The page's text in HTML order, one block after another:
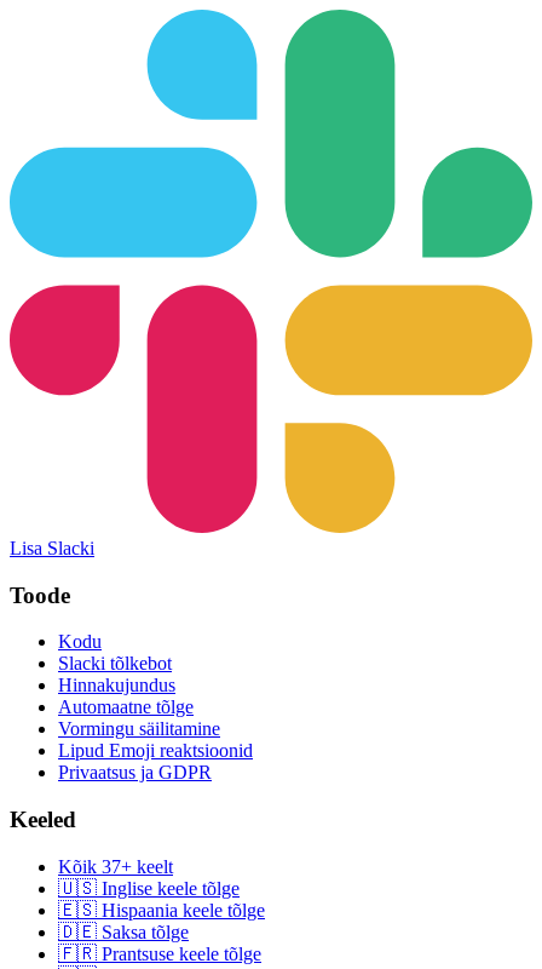
Lisa Slacki
Toode
Kodu
Slacki tõlkebot
Hinnakujundus
Automaatne tõlge
Vormingu säilitamine
Lipud Emoji reaktsioonid
Privaatsus ja GDPR
Keeled
Kõik 37+ keelt
🇺🇸 Inglise keele tõlge
🇪🇸 Hispaania keele tõlge
🇩🇪 Saksa tõlge
🇫🇷 Prantsuse keele tõlge